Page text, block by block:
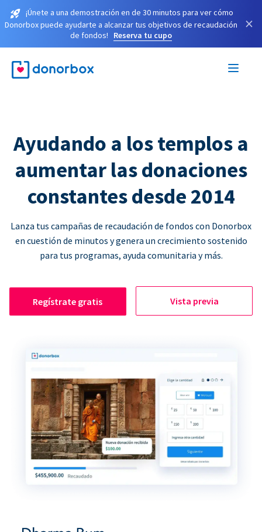
¡Únete a una demostración en de 30 minutos para ver cómo
Donorbox puede ayudarte a alcanzar tus objetivos de recaudación
de fondos!
Reserva tu cupo
×
Ayudando a los templos a
aumentar las donaciones
constantes desde 2014
Lanza tus campañas de recaudación de fondos con Donorbox
en cuestión de minutos y genera un crecimiento sostenido
para tus programas, ayuda comunitaria y más.
Regístrate gratis Vista previa